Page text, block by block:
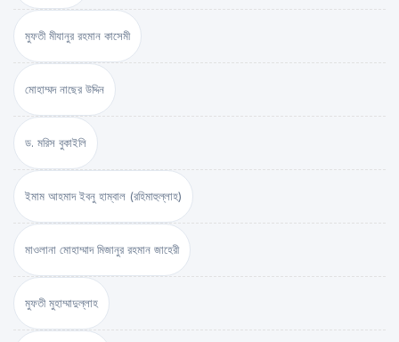
মুফতী মীযানুর রহমান কাসেমী
মোহাম্মদ নাছের উদ্দিন
ড. মরিস বুকাইলি
ইমাম আহমাদ ইবনু হাম্বাল (রহিমাহুল্লাহ)
মাওলানা মোহাম্মাদ মিজানুর রহমান জাহেরী
মুফতী মুহাম্মাদুল্লাহ